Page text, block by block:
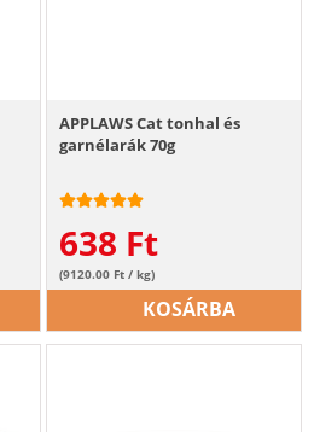
APPLAWS Cat tonhal és
garnélarák 70g
638 Ft
(9120.00 Ft / kg)
KOSÁRBA